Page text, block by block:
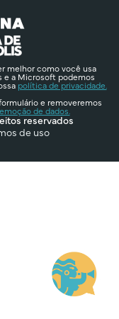
melhor como você usa
e a Microsoft podemos
política de privacidade.
e removeremos
de dados.
reservados
de uso